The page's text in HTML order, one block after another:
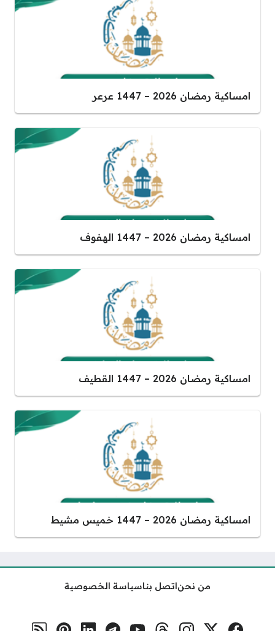
امساكية رمضان 2026 – 1447 عرعر
امساكية رمضان 2026 – 1447 الهفوف
امساكية رمضان 2026 – 1447 القطيف
امساكية رمضان 2026 – 1447 خميس مشيط
من نحناتصل بناسياسة الخصوصية